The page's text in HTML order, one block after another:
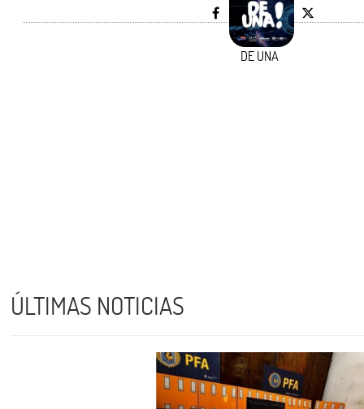
DE UNA
ÚLTIMAS NOTICIAS